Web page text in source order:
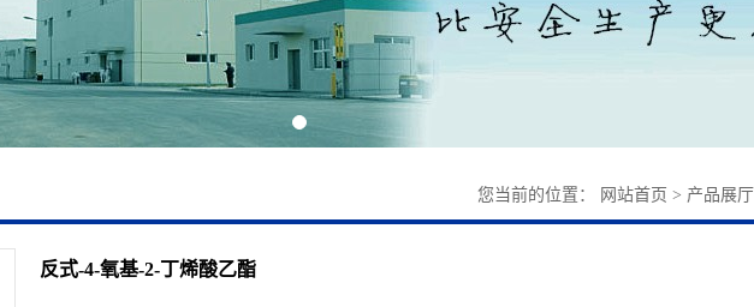
您当前的位置： 网站首页 > 产品展厅
反式-4-氧基-2-丁烯酸乙酯